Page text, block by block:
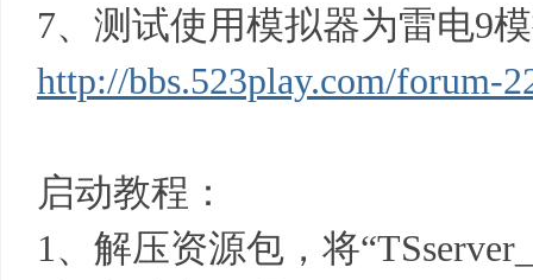
7、测试使用模拟器为雷电9
http://bbs.523play.com/forum-
启动教程：
1、解压资源包，将